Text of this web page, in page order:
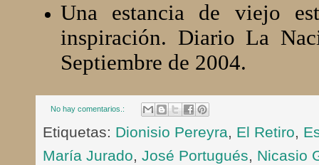
Una estancia de viejo
inspiración. Diario La
Septiembre de 2004.
No hay comentarios.:
Etiquetas: Dionisio Pereyra, El Retiro,
María Jurado, José Portugués, Nicasio